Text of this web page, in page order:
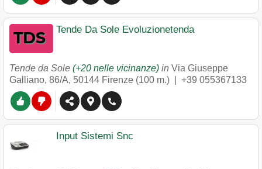
Tende Da Sole Evoluzionetenda
Tende da Sole (+20 nelle vicinanze) in Via Giuseppe
Galliano, 86/A, 50144 Firenze (100 m.) | +39 055367133
Input Sistemi Snc